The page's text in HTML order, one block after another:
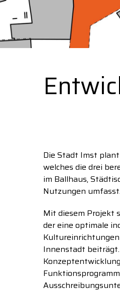
Die Stadt Imst plant
welches die drei
im Ballhaus,
Nutzungen umfasst.
Mit diesem Projekt
der eine optimale
Innenstadt